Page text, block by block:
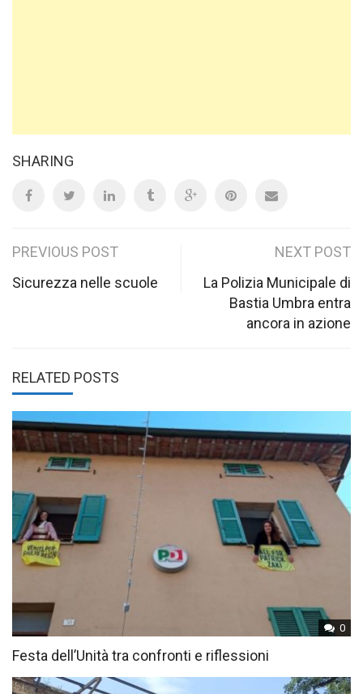
SHARING
Post
navigation
PREVIOUS POST
Sicurezza nelle scuole
NEXT POST
La Polizia Municipale di
Bastia Umbra entra
ancora in azione
RELATED POSTS
0
Festa dell’Unità tra confronti e riflessioni